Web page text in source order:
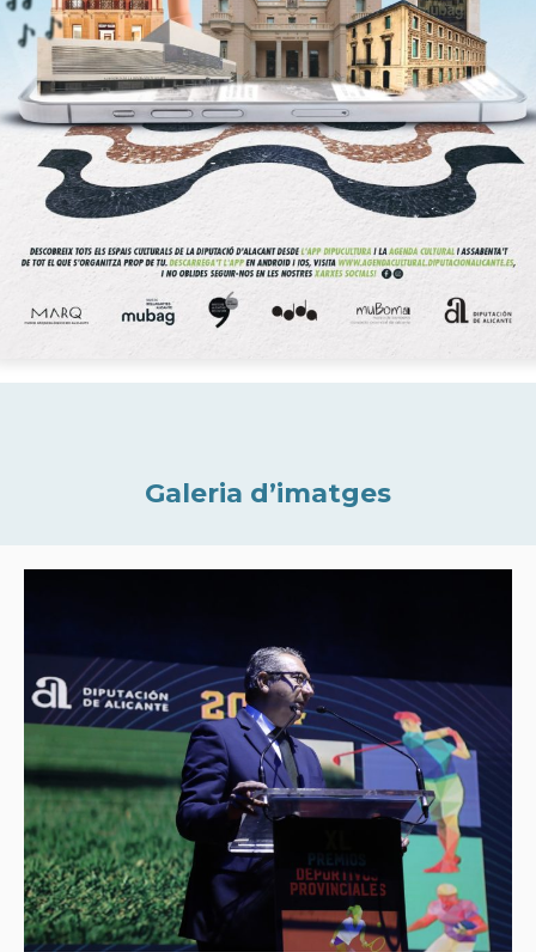
Galeria d’imatges